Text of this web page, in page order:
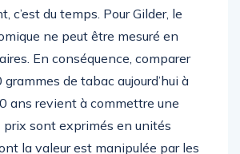
c’est du temps. Pour Gilder, le
ne peut être mesuré en
En conséquence, comparer
de tabac aujourd’hui à
ans revient à commettre une
prix sont exprimés en unités
la valeur est manipulée par les